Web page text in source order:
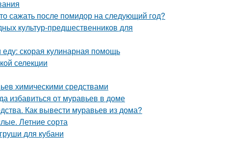
сажать после помидор на следующий год?
культур-предшественников для
скорая кулинарная помощь
селекции
химическими средствами
избавиться от муравьев в доме
Как вывести муравьев из дома?
Летние сорта
для кубани